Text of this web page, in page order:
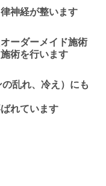
神経が整います
ーダーメイド施術
術を行います
乱れ、冷え）にも
れています